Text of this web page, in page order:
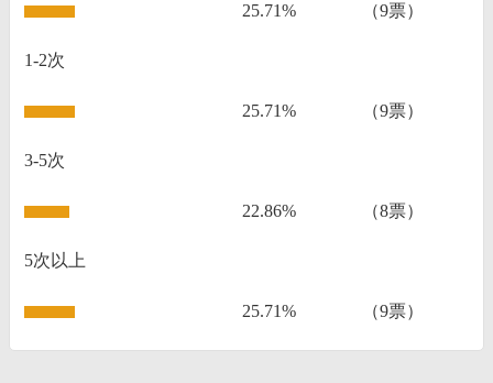
25.71% （9票）
1-2次
25.71% （9票）
3-5次
22.86% （8票）
5次以上
25.71% （9票）